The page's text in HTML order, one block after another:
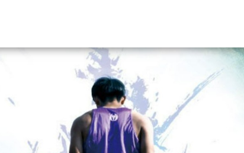
資料請求
大学・短大の資料種類から請求
大学パンフ
学部・学科パンフ